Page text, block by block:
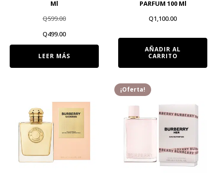
Ml
Q599.00
El
Q499.00El
LEER MÁS
PARFUM 100 Ml
Q1,100.00
AÑADIR AL
CARRITO
¡Oferta!